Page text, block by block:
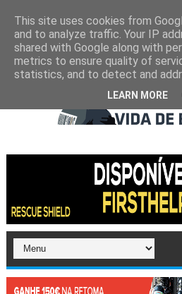
This site uses cookies from
and to analyze traffic. Your IP
shared with Google along with
metrics to ensure quality of
statistics, and to detect and
LEARN MORE